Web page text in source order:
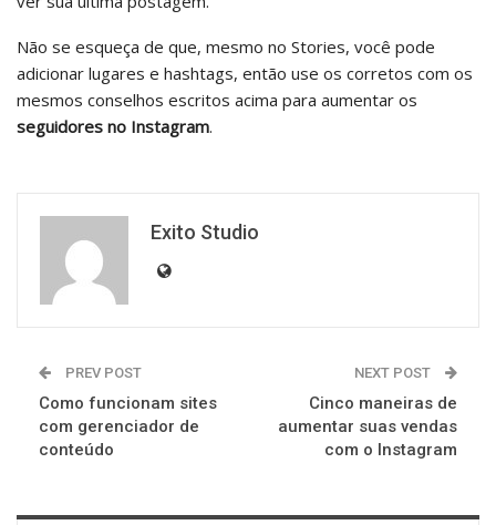
Não se esqueça de que, mesmo no Stories, você pode
adicionar lugares e hashtags, então use os corretos com os
mesmos conselhos escritos acima para aumentar os
seguidores no Instagram.
Exito Studio
PREV POST
Como funcionam sites
com gerenciador de
conteúdo
NEXT POST
Cinco maneiras de
aumentar suas vendas
com o Instagram